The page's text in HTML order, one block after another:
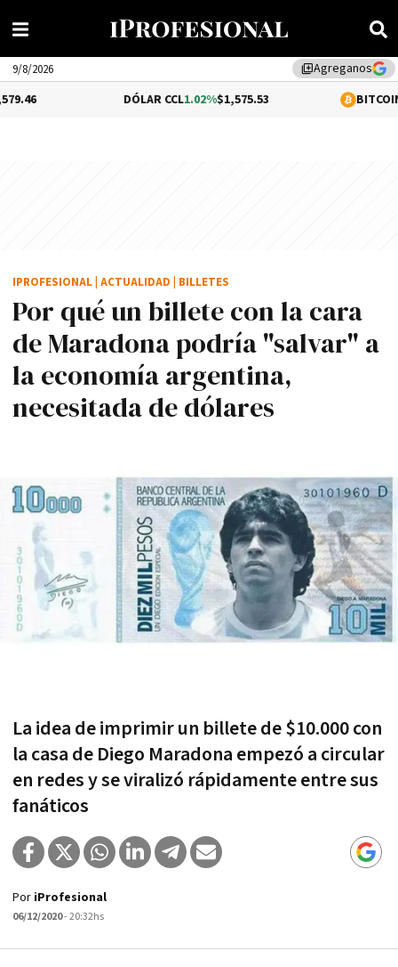
library_addAgreganos
9/8/2026
1.02%$1,575.53 -0.13%
Por qué un billete con la cara
de Maradona podría "salvar" a
la economía argentina,
necesitada de dólares
La idea de imprimir un billete de $10.000 con
la casa de Diego Maradona empezó a circular
en redes y se viralizó rápidamente entre sus
fanáticos
IPROFESIONAL ACTUALIDAD BILLETES
Por iProfesional
06/12/2020- 20:32hs